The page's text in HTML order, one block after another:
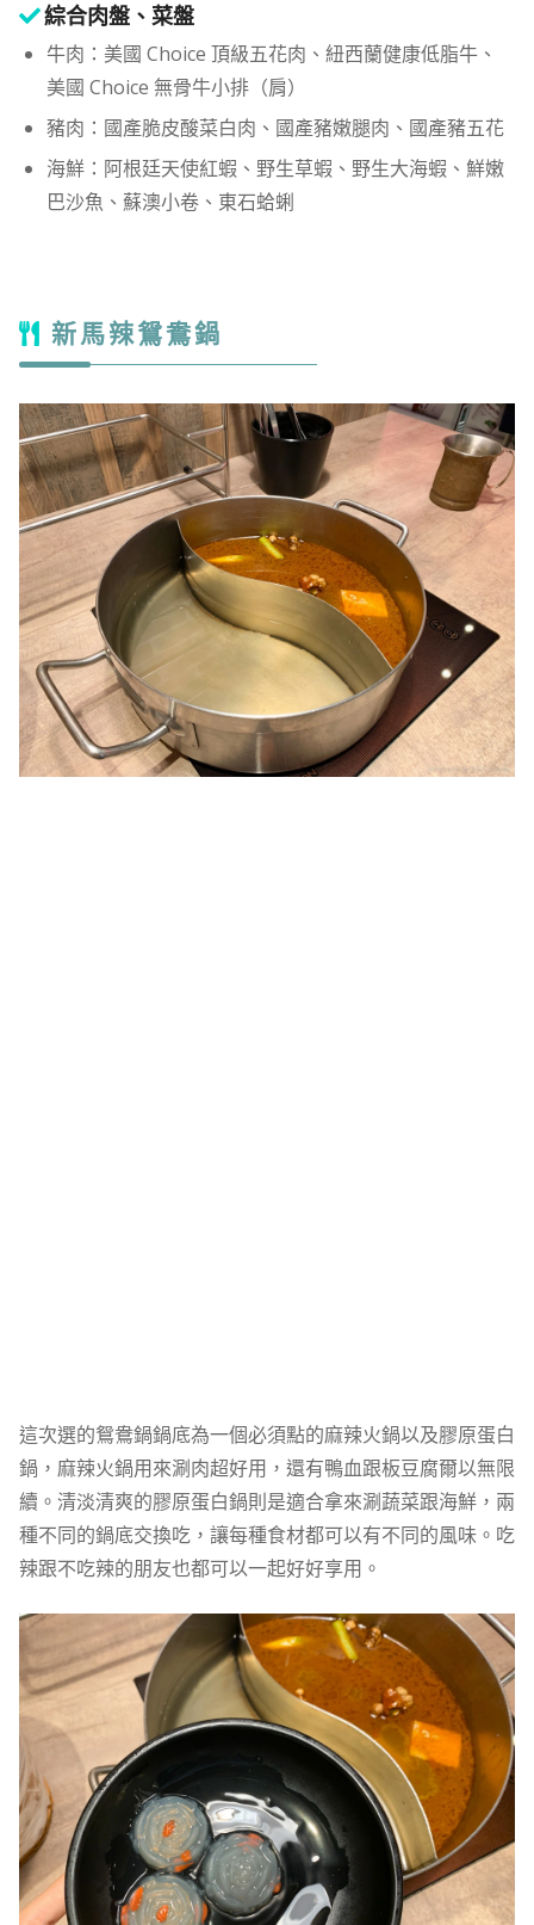
綜合肉盤、菜盤
牛肉：美國 Choice 頂級五花肉、紐西蘭健康低脂牛、
美國 Choice 無骨牛小排（肩）
豬肉：國產脆皮酸菜白肉、國產豬嫩腿肉、國產豬五花
海鮮：阿根廷天使紅蝦、野生草蝦、野生大海蝦、鮮嫩
巴沙魚、蘇澳小卷、東石蛤蜊
新馬辣鴛鴦鍋
這次選的鴛鴦鍋鍋底為一個必須點的麻辣火鍋以及膠原蛋白
鍋，麻辣火鍋用來涮肉超好用，還有鴨血跟板豆腐爾以無限
續。清淡清爽的膠原蛋白鍋則是適合拿來涮蔬菜跟海鮮，兩
種不同的鍋底交換吃，讓每種食材都可以有不同的風味。吃
辣跟不吃辣的朋友也都可以一起好好享用。